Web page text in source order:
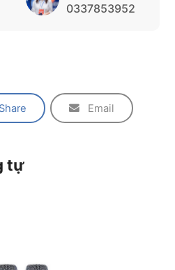
0337853952
Share Email
tự